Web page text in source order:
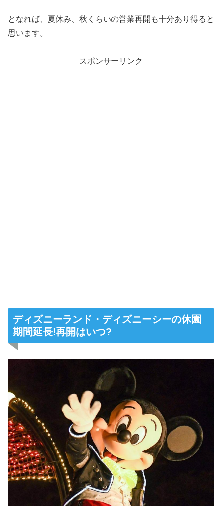
となれば、夏休み、秋くらいの営業再開も十分あり得ると
思います。
スポンサーリンク
ディズニーランド・ディズニーシーの休園
期間延長!再開はいつ?